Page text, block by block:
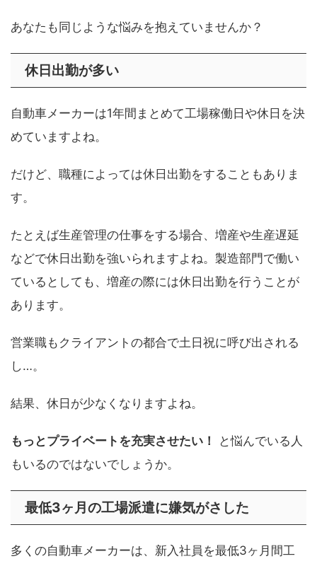
あなたも同じような悩みを抱えていませんか？
休日出勤が多い
自動車メーカーは1年間まとめて工場稼働日や休日を決
めていますよね。
だけど、職種によっては休日出勤をすることもありま
す。
たとえば生産管理の仕事をする場合、増産や生産遅延
などで休日出勤を強いられますよね。製造部門で働い
ているとしても、増産の際には休日出勤を行うことが
あります。
営業職もクライアントの都合で土日祝に呼び出される
し…。
結果、休日が少なくなりますよね。
もっとプライベートを充実させたい！
と悩んでいる人
もいるのではないでしょうか。
最低3ヶ月の工場派遣に嫌気がさした
多くの自動車メーカーは、新入社員を最低3ヶ月間工